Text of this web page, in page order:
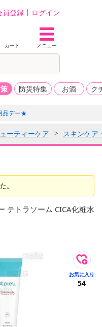
員登録 ログイン
カート メニュー
防災特集 お酒 ク
品デー★
ーティーケア スキンケア
。
テトラソーム CICA化粧水
54